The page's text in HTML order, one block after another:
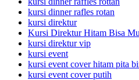
kursi dinner rafles rotan
kursi direktur
Kursi Direktur Hitam Bisa
kursi direktur vip
kursi event
kursi event cover hitam pita
kursi event cover putih